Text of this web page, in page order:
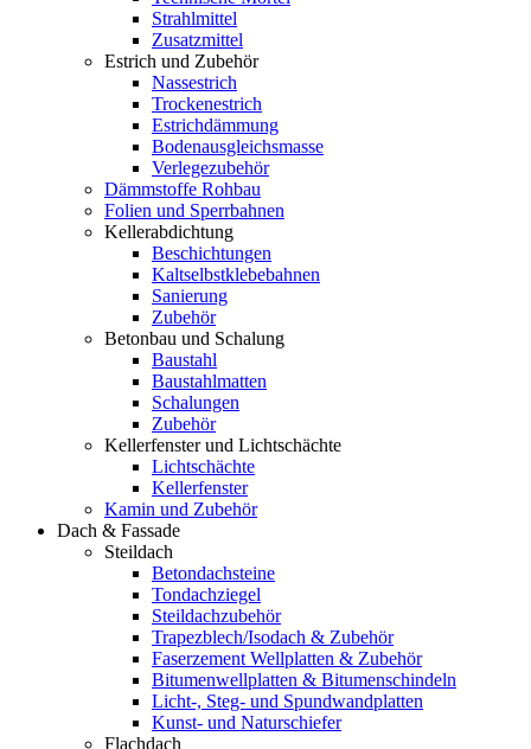
Strahlmittel
Zusatzmittel
Estrich und Zubehör
Nassestrich
Trockenestrich
Estrichdämmung
Bodenausgleichsmasse
Verlegezubehör
Dämmstoffe Rohbau
Folien und Sperrbahnen
Kellerabdichtung
Beschichtungen
Kaltselbstklebebahnen
Sanierung
Zubehör
Betonbau und Schalung
Baustahl
Baustahlmatten
Schalungen
Zubehör
Kellerfenster und Lichtschächte
Lichtschächte
Kellerfenster
Kamin und Zubehör
Dach & Fassade
Steildach
Betondachsteine
Tondachziegel
Steildachzubehör
Trapezblech/Isodach & Zubehör
Faserzement Wellplatten & Zubehör
Bitumenwellplatten & Bitumenschindeln
Licht-, Steg- und Spundwandplatten
Kunst- und Naturschiefer
Flachdach